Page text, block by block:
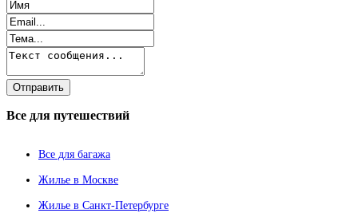
Все для путешествий
Все для багажа
Жилье в Москве
Жилье в Санкт-Петербурге